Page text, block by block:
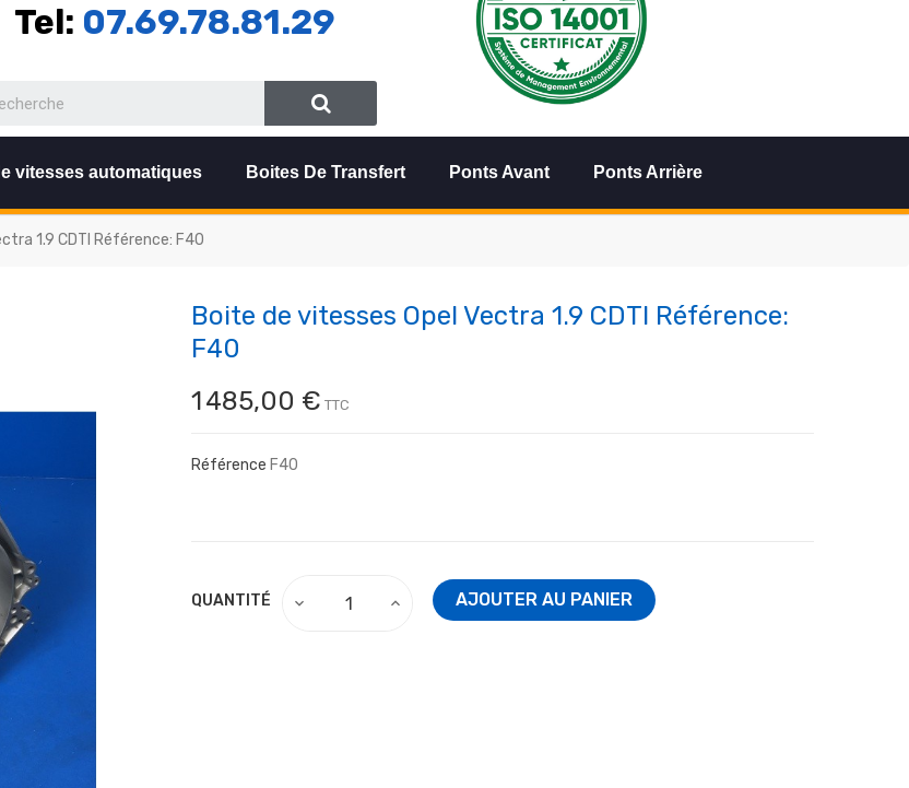
Tel: 07.69.78.81.29
vitesses automatiques Boites De Transfert Ponts Avant Ponts Arrière
1.9 CDTI Référence: F40
Boite de vitesses Opel Vectra 1.9 CDTI Référence:
F40
1 485,00 € TTC
Référence F40
QUANTITÉ AJOUTER AU PANIER